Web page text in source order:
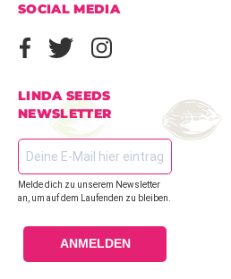
SOCIAL MEDIA
LINDA SEEDS
NEWSLETTER
Melde dich zu unserem Newsletter
an, um auf dem Laufenden zu bleiben.
ANMELDEN